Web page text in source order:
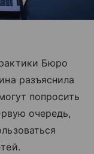
Бюро
разъяснила
попросить
очередь,